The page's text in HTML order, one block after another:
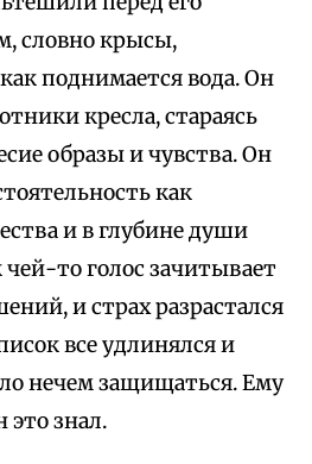
словно крысы,
поднимается вода. Он
кресла, стараясь
образы и чувства. Он
как
и в глубине души
то голос зачитывает
и страх разрастался
все удлинялся и
нечем защищаться. Ему
знал.